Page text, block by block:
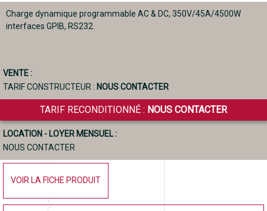
Charge dynamique programmable AC & DC, 350V/45A/4500W
interfaces GPIB, RS232.
VENTE :
TARIF CONSTRUCTEUR : NOUS CONTACTER
TARIF RECONDITIONNÉ : NOUS CONTACTER
LOCATION - LOYER MENSUEL :
NOUS CONTACTER
VOIR LA FICHE PRODUIT